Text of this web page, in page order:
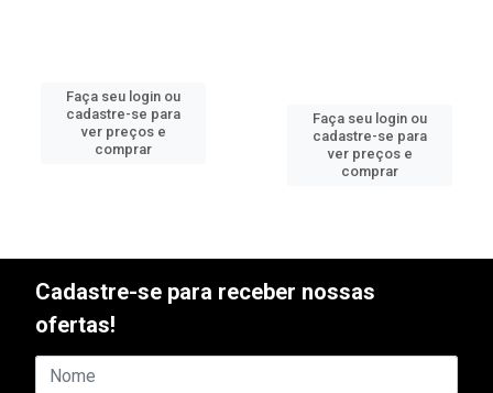
Faça seu login ou
cadastre-se para
ver preços e
comprar
Faça seu login ou
cadastre-se para
ver preços e
comprar
Cadastre-se para receber nossas
ofertas!